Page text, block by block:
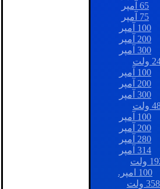
65 آمپر
75 آمپر
100 آمپر
200 آمپر
300 آمپر
ولت
100 آمپر
200 آمپر
300 آمپر
ولت
100 آمپر
200 آمپر
280 آمپر
314 آمپر
ولت
100 امپر.
ولت